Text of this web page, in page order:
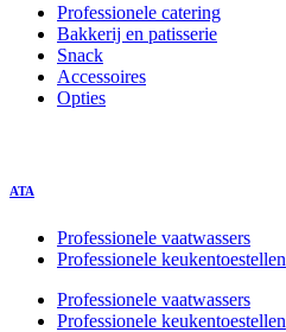
Professionele catering
Bakkerij en patisserie
Snack
Accessoires
Opties
ATA
Professionele vaatwassers
Professionele keukentoestellen
Professionele vaatwassers
Professionele keukentoestellen